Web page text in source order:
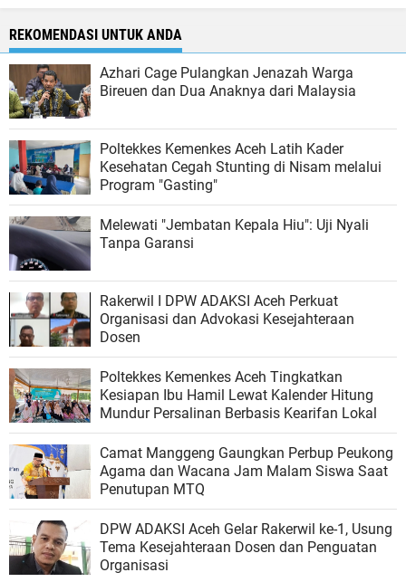
REKOMENDASI UNTUK ANDA
Azhari Cage Pulangkan Jenazah Warga
Bireuen dan Dua Anaknya dari Malaysia
Poltekkes Kemenkes Aceh Latih Kader
Kesehatan Cegah Stunting di Nisam melalui
Program "Gasting"
Melewati "Jembatan Kepala Hiu": Uji Nyali
Tanpa Garansi
Rakerwil I DPW ADAKSI Aceh Perkuat
Organisasi dan Advokasi Kesejahteraan
Dosen
Poltekkes Kemenkes Aceh Tingkatkan
Kesiapan Ibu Hamil Lewat Kalender Hitung
Mundur Persalinan Berbasis Kearifan Lokal
Camat Manggeng Gaungkan Perbup Peukong
Agama dan Wacana Jam Malam Siswa Saat
Penutupan MTQ
DPW ADAKSI Aceh Gelar Rakerwil ke-1, Usung
Tema Kesejahteraan Dosen dan Penguatan
Organisasi